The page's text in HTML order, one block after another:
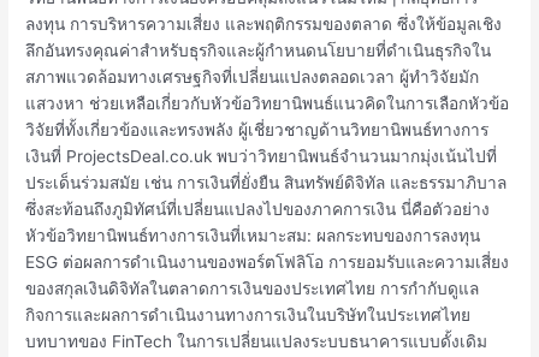
ลงทุน การบริหารความเสี่ยง และพฤติกรรมของตลาด ซึ่งให้ข้อมูลเชิง
ลึกอันทรงคุณค่าสำหรับธุรกิจและผู้กำหนดนโยบายที่ดำเนินธุรกิจใน
สภาพแวดล้อมทางเศรษฐกิจที่เปลี่ยนแปลงตลอดเวลา ผู้ทำวิจัยมัก
แสวงหา ช่วยเหลือเกี่ยวกับหัวข้อวิทยานิพนธ์แนวคิดในการเลือกหัวข้อ
วิจัยที่ทั้งเกี่ยวข้องและทรงพลัง ผู้เชี่ยวชาญด้านวิทยานิพนธ์ทางการ
เงินที่ ProjectsDeal.co.uk พบว่าวิทยานิพนธ์จำนวนมากมุ่งเน้นไปที่
ประเด็นร่วมสมัย เช่น การเงินที่ยั่งยืน สินทรัพย์ดิจิทัล และธรรมาภิบาล
ซึ่งสะท้อนถึงภูมิทัศน์ที่เปลี่ยนแปลงไปของภาคการเงิน นี่คือตัวอย่าง
หัวข้อวิทยานิพนธ์ทางการเงินที่เหมาะสม: ผลกระทบของการลงทุน
ESG ต่อผลการดำเนินงานของพอร์ตโฟลิโอ การยอมรับและความเสี่ยง
ของสกุลเงินดิจิทัลในตลาดการเงินของประเทศไทย การกำกับดูแล
กิจการและผลการดำเนินงานทางการเงินในบริษัทในประเทศไทย
บทบาทของ FinTech ในการเปลี่ยนแปลงระบบธนาคารแบบดั้งเดิม